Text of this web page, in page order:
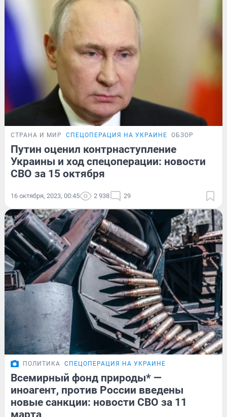
СТРАНА И МИР СПЕЦОПЕРАЦИЯ НА УКРАИНЕ ОБЗОР
Путин оценил контрнаступление
Украины и ход спецоперации: новости
СВО за 15 октября
16 октября, 2023, 00:45 2 938 29
ПОЛИТИКА СПЕЦОПЕРАЦИЯ НА УКРАИНЕ
Всемирный фонд природы* —
иноагент, против России введены
новые санкции: новости СВО за 11